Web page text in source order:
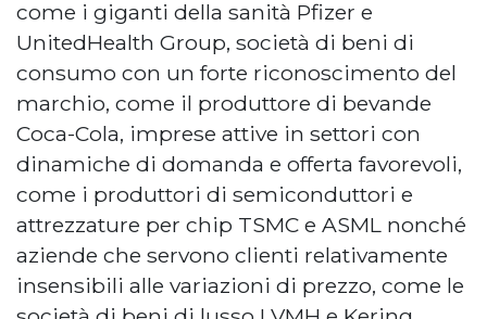
come i giganti della sanità Pfizer e
UnitedHealth Group, società di beni di
consumo con un forte riconoscimento del
marchio, come il produttore di bevande
Coca-Cola, imprese attive in settori con
dinamiche di domanda e offerta favorevoli,
come i produttori di semiconduttori e
attrezzature per chip TSMC e ASML nonché
aziende che servono clienti relativamente
insensibili alle variazioni di prezzo, come le